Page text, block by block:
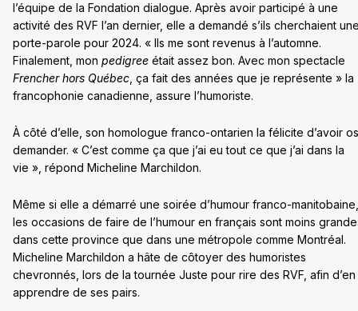
l’équipe de la Fondation dialogue. Après avoir participé à une
activité des RVF l’an dernier, elle a demandé s’ils cherchaient
porte-parole pour 2024. « Ils me sont revenus à l’automne.
Finalement, mon pedigree était assez bon. Avec mon spectacle
Frencher hors Québec , ça fait des années que je représente » la
francophonie canadienne, assure l’humoriste.
À côté d’elle, son homologue franco-ontarien la félicite d’avoir
demander. « C’est comme ça que j’ai eu tout ce que j’ai dans la
vie », répond Micheline Marchildon.
Même si elle a démarré une soirée d’humour franco-manitobaine,
les occasions de faire de l’humour en français sont moins
dans cette province que dans une métropole comme Montréal.
Micheline Marchildon a hâte de côtoyer des humoristes
chevronnés, lors de la tournée Juste pour rire des RVF, afin d’en
apprendre de ses pairs.